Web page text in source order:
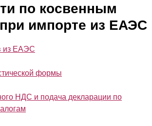
по косвенным
импорте из ЕАЭС
из ЕАЭС
формы
НДС и подача декларации по